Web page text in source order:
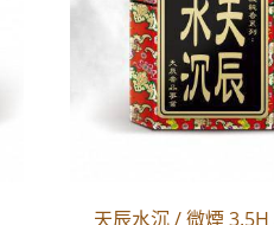
天辰水沉 / 微煙